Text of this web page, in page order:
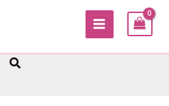
MAIN
Sök